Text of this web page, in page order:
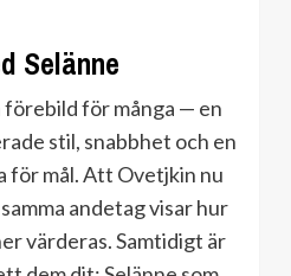
Selänne
förebild för många — en
stil, snabbhet och en
för mål. Att Ovetjkin nu
andetag visar hur
värderas. Samtidigt är